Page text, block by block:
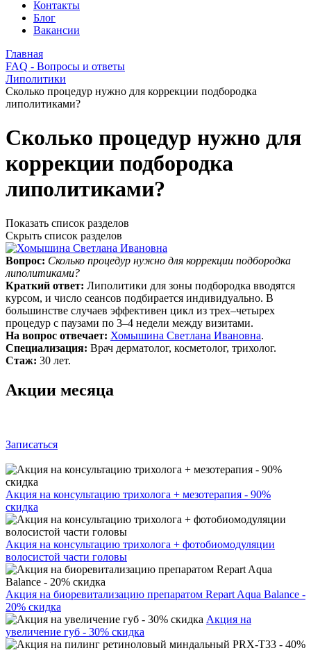
Контакты
Блог
Вакансии
Главная
FAQ - Вопросы и ответы
Липолитики
Сколько процедур нужно для коррекции подбородка
липолитиками?
Сколько процедур нужно для
коррекции подбородка
липолитиками?
Показать список разделов
Скрыть список разделов
Вопрос: Сколько процедур нужно для коррекции подбородка
липолитиками?
Краткий ответ: Липолитики для зоны подбородка вводятся
курсом, и число сеансов подбирается индивидуально. В
большинстве случаев эффективен цикл из трех–четырех
процедур с паузами по 3–4 недели между визитами.
На вопрос отвечает: Хомышина Светлана Ивановна.
Специализация: Врач дерматолог, косметолог, трихолог.
Стаж: 30 лет.
Акции месяца
Записаться
Акция на консультацию трихолога + мезотерапия - 90%
скидка
Акция на консультацию трихолога + фотобиомодуляции
волосистой части головы
Акция на биоревитализацию препаратом Repart Aqua Balance -
20% скидка
Акция на
увеличение губ - 30% скидка